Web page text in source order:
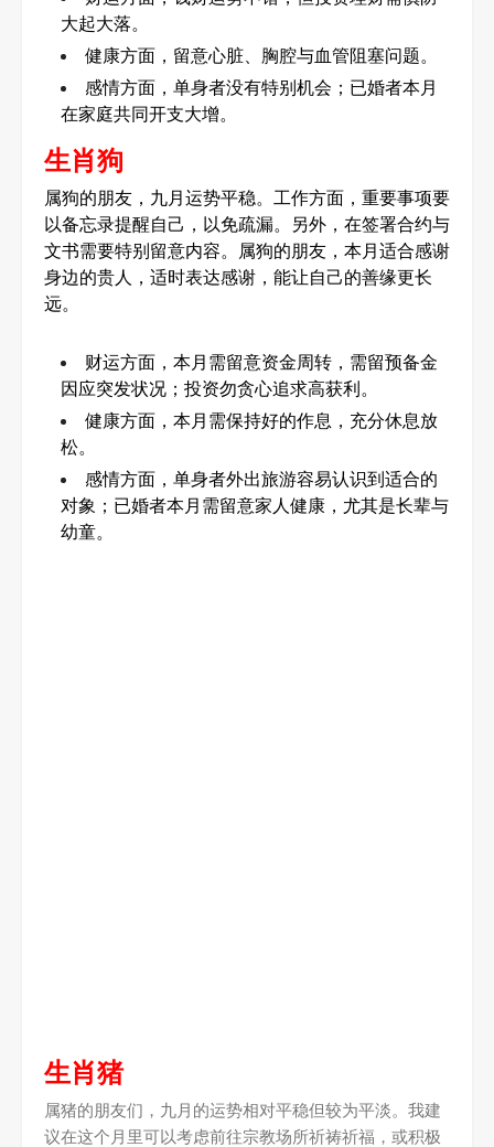
大起大落。
健康方面，留意心脏、胸腔与血管阻塞问题。
感情方面，单身者没有特别机会；已婚者本月
在家庭共同开支大增。
生肖狗
属狗的朋友，九月运势平稳。工作方面，重要事项要
以备忘录提醒自己，以免疏漏。另外，在签署合约与
文书需要特别留意内容。属狗的朋友，本月适合感谢
身边的贵人，适时表达感谢，能让自己的善缘更长
远。
财运方面，本月需留意资金周转，需留预备金
因应突发状况；投资勿贪心追求高获利。
健康方面，本月需保持好的作息，充分休息放
松。
感情方面，单身者外出旅游容易认识到适合的
对象；已婚者本月需留意家人健康，尤其是长辈与
幼童。
生肖猪
属猪的朋友们，九月的运势相对平稳但较为平淡。我建
议在这个月里可以考虑前往宗教场所祈祷祈福，或积极